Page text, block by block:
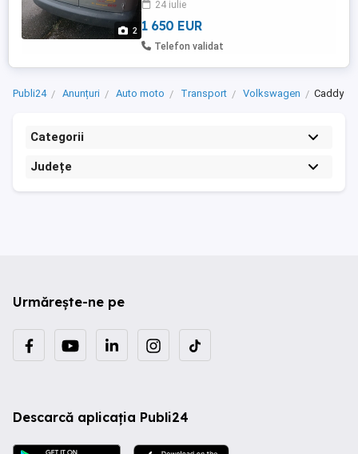
2
24 iulie
1 650 EUR
Telefon validat
Publi24 Anunțuri Auto moto Transport Volkswagen Caddy
Categorii
Județe
Urmărește-ne pe
Descarcă aplicația Publi24